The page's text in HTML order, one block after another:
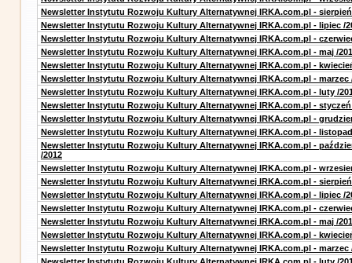
Newsletter Instytutu Rozwoju Kultury Alternatywnej IRKA.com.pl - sierpień
Newsletter Instytutu Rozwoju Kultury Alternatywnej IRKA.com.pl - lipiec /
Newsletter Instytutu Rozwoju Kultury Alternatywnej IRKA.com.pl -
Newsletter Instytutu Rozwoju Kultury Alternatywnej IRKA.com.pl - maj /
Newsletter Instytutu Rozwoju Kultury Alternatywnej IRKA.com.pl -
Newsletter Instytutu Rozwoju Kultury Alternatywnej IRKA.com.pl - marzec
Newsletter Instytutu Rozwoju Kultury Alternatywnej IRKA.com.pl - luty /
Newsletter Instytutu Rozwoju Kultury Alternatywnej IRKA.com.pl - styczeń
Newsletter Instytutu Rozwoju Kultury Alternatywnej IRKA.com.pl -
Newsletter Instytutu Rozwoju Kultury Alternatywnej IRKA.com.pl - listopad
Newsletter Instytutu Rozwoju Kultury Alternatywnej IRKA.com.pl -
/2012
Newsletter Instytutu Rozwoju Kultury Alternatywnej IRKA.com.pl -
Newsletter Instytutu Rozwoju Kultury Alternatywnej IRKA.com.pl - sierpień
Newsletter Instytutu Rozwoju Kultury Alternatywnej IRKA.com.pl - lipiec /
Newsletter Instytutu Rozwoju Kultury Alternatywnej IRKA.com.pl -
Newsletter Instytutu Rozwoju Kultury Alternatywnej IRKA.com.pl - maj /
Newsletter Instytutu Rozwoju Kultury Alternatywnej IRKA.com.pl -
Newsletter Instytutu Rozwoju Kultury Alternatywnej IRKA.com.pl - marzec